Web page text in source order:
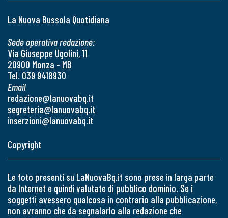
La Nuova Bussola Quotidiana
Sede operativa redazione:
Via Giuseppe Ugolini, 11
20900 Monza - MB
Tel. 039 9418930
Email
redazione@lanuovabq.it
segreteria@lanuovabq.it
inserzioni@lanuovabq.it
Copyright
Le foto presenti su LaNuovaBq.it sono prese in larga parte
da Internet e quindi valutate di pubblico dominio. Se i
soggetti avessero qualcosa in contrario alla pubblicazione,
non avranno che da segnalarlo alla redazione che